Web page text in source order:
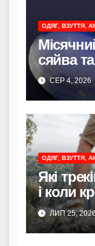
ОДЯГ, ВЗУТТЯ,
сяйва
СЕР 4, 2026
ОДЯГ, ВЗУТТЯ,
Які
і коли
ЛИП 25,